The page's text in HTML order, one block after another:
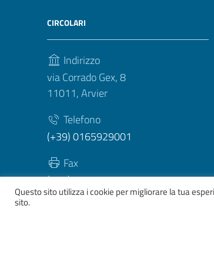
CIRCOLARI
Indirizzo
via Corrado Gex, 8
11011, Arvier
Telefono
(+39) 0165929001
Fax
(+39) 0165929003
Questo sito utilizza i cookie per migliorare la tua
sito.